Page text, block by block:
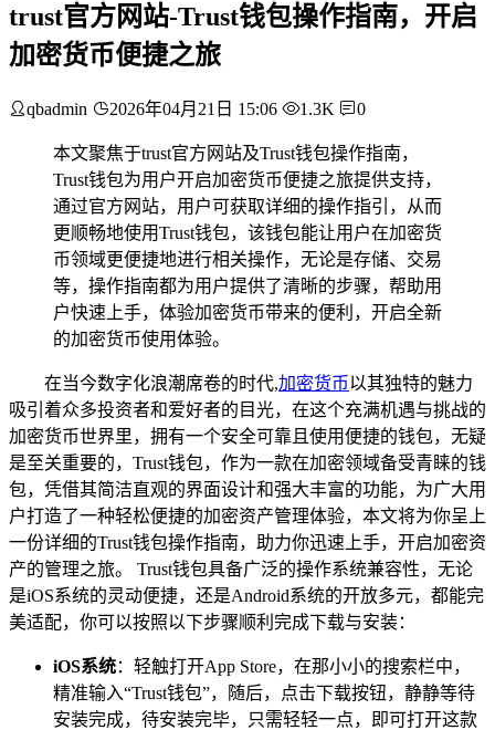
trust官方网站-Trust钱包操作指南，开启
加密货币便捷之旅
qbadmin 2026年04月21日 15:06 1.3K 0
本文聚焦于trust官方网站及Trust钱包操作指南，
Trust钱包为用户开启加密货币便捷之旅提供支持，
通过官方网站，用户可获取详细的操作指引，从而
更顺畅地使用Trust钱包，该钱包能让用户在加密货
币领域更便捷地进行相关操作，无论是存储、交易
等，操作指南都为用户提供了清晰的步骤，帮助用
户快速上手，体验加密货币带来的便利，开启全新
的加密货币使用体验。
在当今数字化浪潮席卷的时代,加密货币以其独特的魅力
吸引着众多投资者和爱好者的目光，在这个充满机遇与挑战的
加密货币世界里，拥有一个安全可靠且使用便捷的钱包，无疑
是至关重要的，Trust钱包，作为一款在加密领域备受青睐的钱
包，凭借其简洁直观的界面设计和强大丰富的功能，为广大用
户打造了一种轻松便捷的加密资产管理体验，本文将为你呈上
一份详细的Trust钱包操作指南，助力你迅速上手，开启加密资
产的管理之旅。 Trust钱包具备广泛的操作系统兼容性，无论
是iOS系统的灵动便捷，还是Android系统的开放多元，都能完
美适配，你可以按照以下步骤顺利完成下载与安装：
iOS系统：轻触打开App Store，在那小小的搜索栏中，
精准输入“Trust钱包”，随后，点击下载按钮，静静等待
安装完成，待安装完毕，只需轻轻一点，即可打开这款